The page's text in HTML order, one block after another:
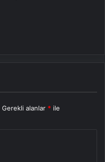
Gerekli alanlar * ile